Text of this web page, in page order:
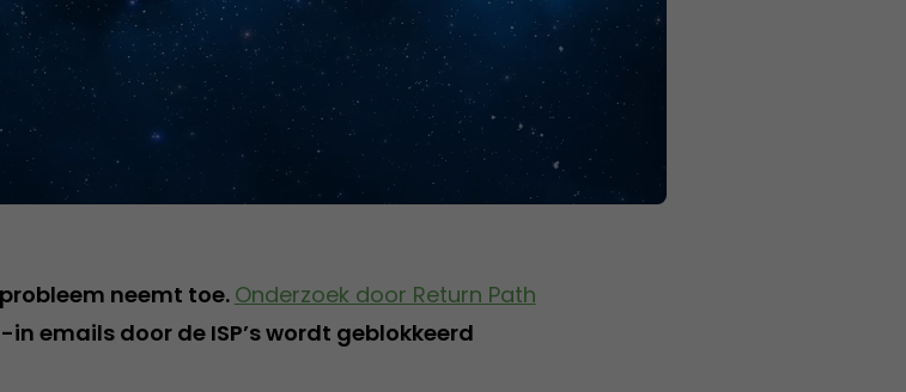
neemt toe. Onderzoek door Return Path
emails door de ISP’s wordt geblokkeerd